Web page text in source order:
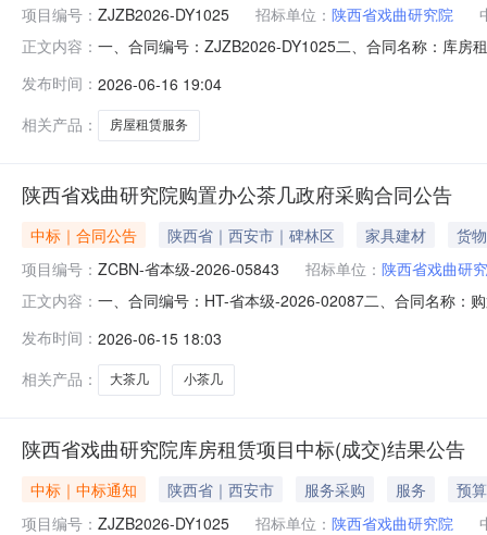
项目编号： ZJZB2026-DY1025 招标单位： 陕西省戏曲研究院
正文内容： 一、合同编号：ZJZB2026-DY1025二、合同名称：库房
信息主要标的：序号名称数量(单位)单价(元)总价(元)规
发布时间： 2026-06-16 19:04
相关产品：
房屋租赁服务
陕西省戏曲研究院购置办公茶几政府采购合同公告
中标｜合同公告 陕西省｜西安市｜碑林区 家具建材
货物
项目编号： ZCBN-省本级-2026-05843 招标单位： 陕西省戏曲研
正文内容： 一、合同编号：HT-省本级-2026-02087二、合同名称：
要标的：序号名称数量(单位)单价(元)总价(元)规格型号/
发布时间： 2026-06-15 18:03
相关产品：
大茶几 小茶几
陕西省戏曲研究院库房租赁项目中标(成交)结果公告
中标｜中标通知 陕西省｜西安市 服务采购 服务
预
项目编号： ZJZB2026-DY1025 招标单位： 陕西省戏曲研究院